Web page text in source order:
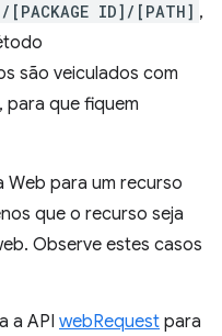
ID]/[PATH] ,
são veiculados com
que fiquem
Web para um recurso
que o recurso seja
Observe estes casos
a API webRequest para